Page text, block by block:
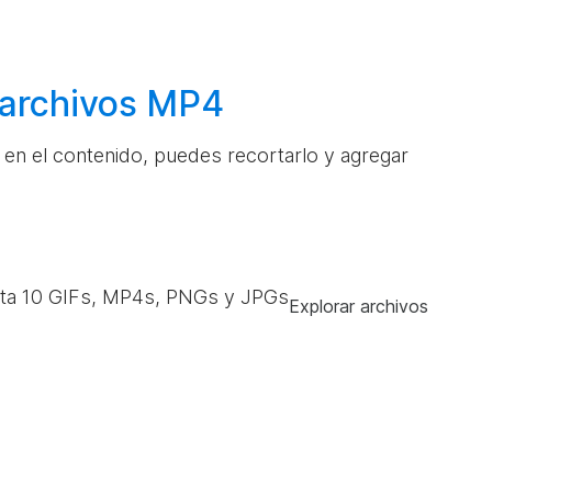
MP4
el contenido, puedes recortarlo y agregar
10 GIFs, MP4s, PNGs y JPGsExplorar archivos